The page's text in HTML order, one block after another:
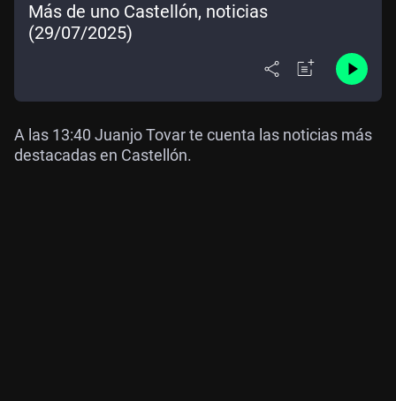
Más de uno Castellón, noticias
(29/07/2025)
A las 13:40 Juanjo Tovar te cuenta las noticias más
destacadas en Castellón.